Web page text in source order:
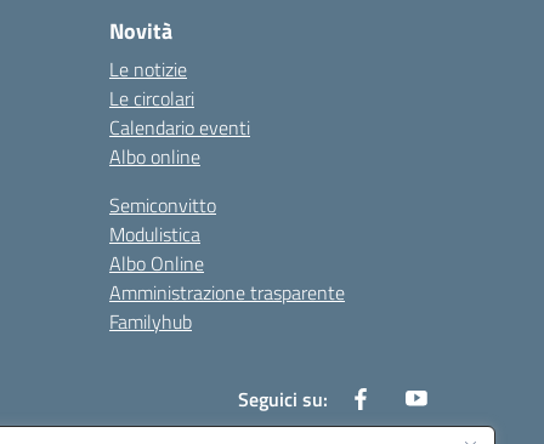
Novità
Le notizie
Le circolari
Calendario eventi
Albo online
Semiconvitto
Modulistica
Albo Online
Amministrazione trasparente
Familyhub
Seguici su: